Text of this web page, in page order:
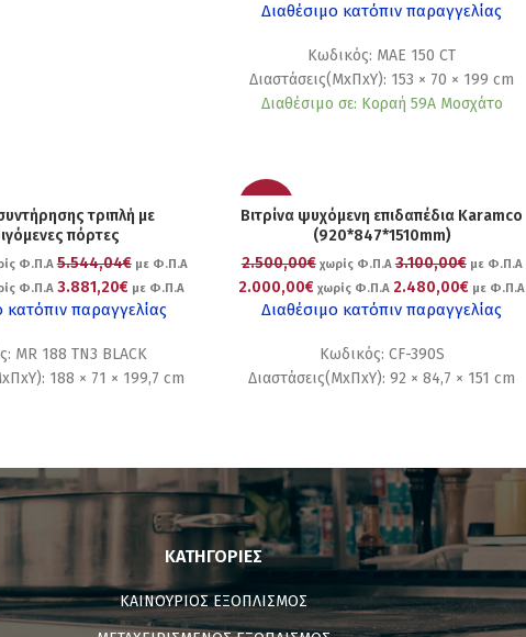
Διαθέσιμο κατόπιν παραγγελίας
Κωδικός: MAE 150 CT
Διαστάσεις(ΜxΠxΥ): 153 × 70 × 199 cm
Διαθέσιμο σε: Κοραή 59Α Μοσχάτο
τριπλή με
πόρτες
Φ.Π.Α5.544,04€με Φ.Π.Α
Φ.Π.Α3.881,20€ με Φ.Π.Α
κατόπιν παραγγελίας
MR 188 TN3 BLACK
188 × 71 × 199,7 cm
-20%
Βιτρίνα ψυχόμενη επιδαπέδια Karamco
(920*847*1510mm)
2.500,00€χωρίς Φ.Π.Α3.100,00€με Φ.Π.Α
2.000,00€ χωρίς Φ.Π.Α 2.480,00€ με Φ.Π.Α
Διαθέσιμο κατόπιν παραγγελίας
Κωδικός: CF-390S
Διαστάσεις(ΜxΠxΥ): 92 × 84,7 × 151 cm
ΚΑΤΗΓΟΡΊΕΣ
ΚΑΙΝΟΥΡΙΟΣ ΕΞΟΠΛΙΣΜΟΣ